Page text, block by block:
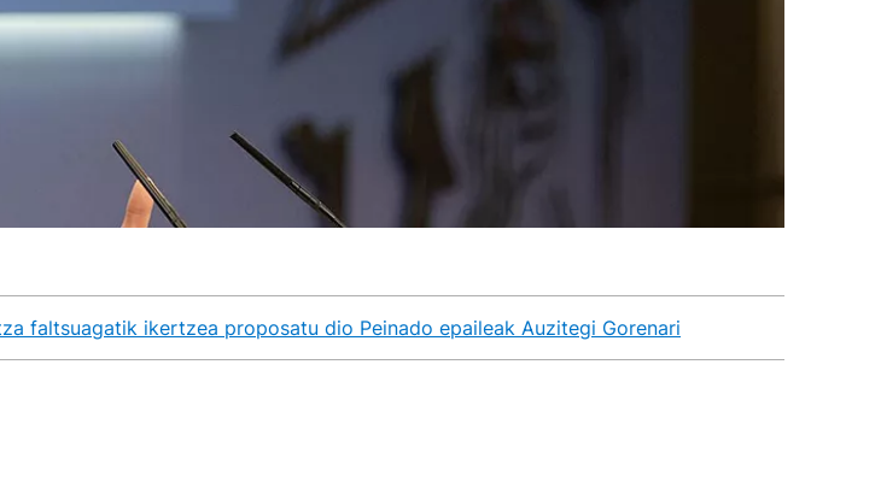
faltsuagatik ikertzea proposatu dio Peinado epaileak Auzitegi Gorenari